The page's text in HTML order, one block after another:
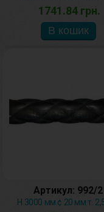
1741.84 грн.
Артикул: 992/2
H 3000 мм ¢ 20 мм т.